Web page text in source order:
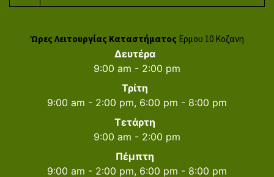
Ώρες Λειτουργίας Καταστήματος Ερμου 10 Κοζανη
Δευτέρα
9:00 am - 2:00 pm
Τρίτη
9:00 am - 2:00 pm, 6:00 pm - 8:00 pm
Τετάρτη
9:00 am - 2:00 pm
Πέμπτη
9:00 am - 2:00 pm, 6:00 pm - 8:00 pm